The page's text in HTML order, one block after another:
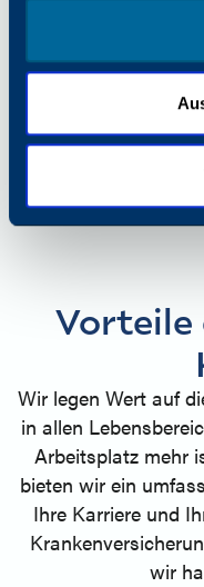
TECHNOLOGIE-
Die technischen
sind Technik- und
sind, unsere Partner
zu schulen und zu
Vorteile
Wir legen Wert auf
in allen
Arbeitsplatz mehr
bieten wir ein
Ihre Karriere und
wir